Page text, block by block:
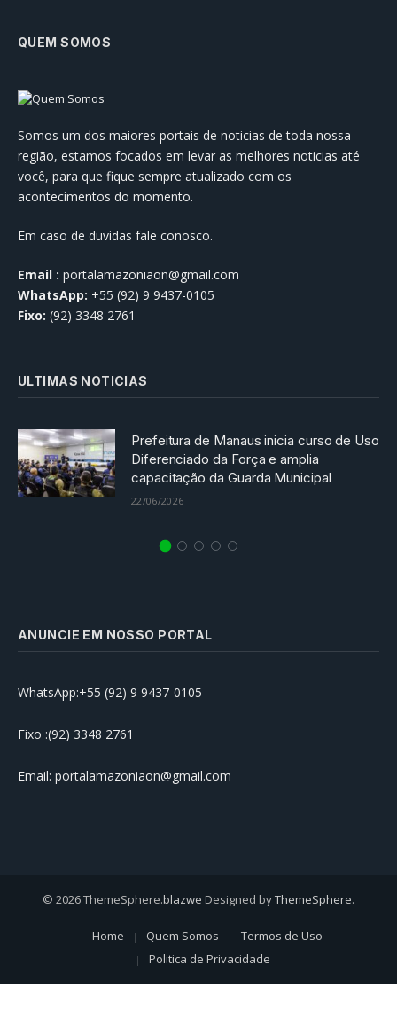
QUEM SOMOS
Somos um dos maiores portais de noticias de toda nossa
região, estamos focados em levar as melhores noticias até
você, para que fique sempre atualizado com os
acontecimentos do momento.
Em caso de duvidas fale conosco.
Email : portalamazoniaon@gmail.com
WhatsApp: +55 (92) 9 9437-0105
Fixo: (92) 3348 2761
ULTIMAS NOTICIAS
Prefeitura de Manaus inicia curso de Uso
Diferenciado da Força e amplia
capacitação da Guarda Municipal
22/06/2026
ANUNCIE EM NOSSO PORTAL
WhatsApp:+55 (92) 9 9437-0105
Fixo :(92) 3348 2761
Email: portalamazoniaon@gmail.com
© 2026 ThemeSphere.blazwe Designed byThemeSphere.
Home Quem Somos
Termos de Uso
Politica de Privacidade